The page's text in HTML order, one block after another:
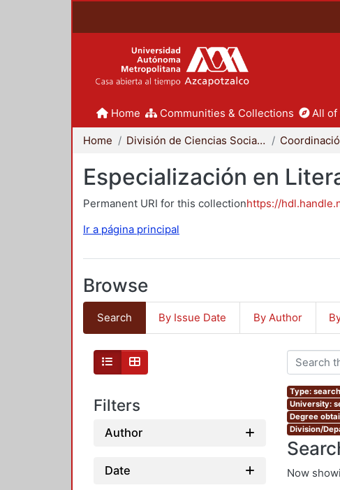
Home Communities & Collections All of
Home División de Ciencias Sociales y Humanidades
Especialización en
Permanent URI for this collectionhttps://
Ir a página principal
Browse
Search By Issue Date By Author
Filters
Author
Date
Type:
University:
Degree
Division/
Now